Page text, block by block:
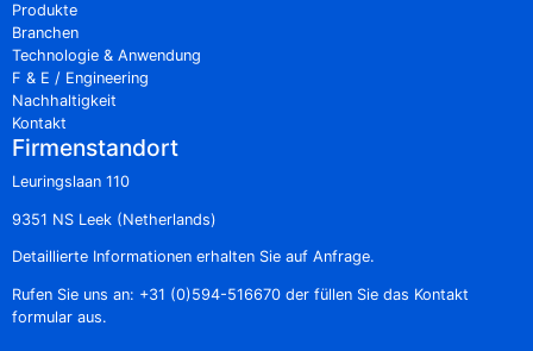
Produkte
Branchen
Technologie & Anwendung
F & E / Engineering
Nachhaltigkeit
Kontakt
Firmenstandort
Leuringslaan 110
9351 NS Leek (Netherlands)
Detaillierte Informationen erhalten Sie auf Anfrage.
Rufen Sie uns an: +31 (0)594-516670der füllen Sie das Kontakt
formular aus.